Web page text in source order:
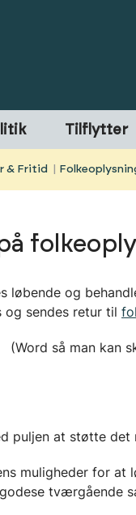
Tilflytter
& Fritid
løbende og
og sendes retur til
(Word så man kan
puljen at støtte
muligheder for at
tværgående